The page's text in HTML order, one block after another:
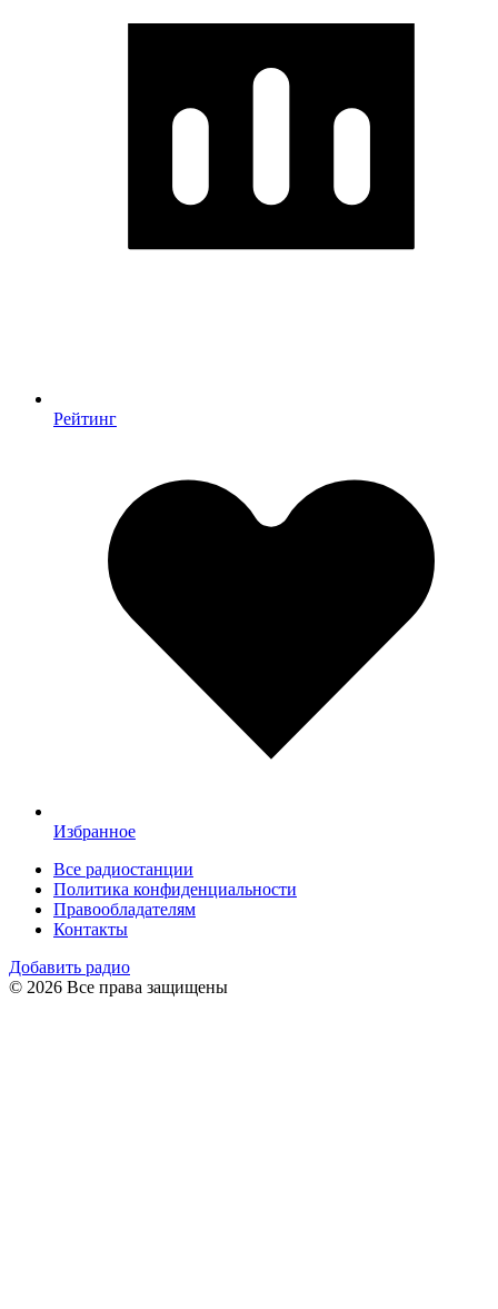
Рейтинг
Избранное
Все радиостанции
Политика конфиденциальности
Правообладателям
Контакты
Добавить радио
© 2026 Все права защищены